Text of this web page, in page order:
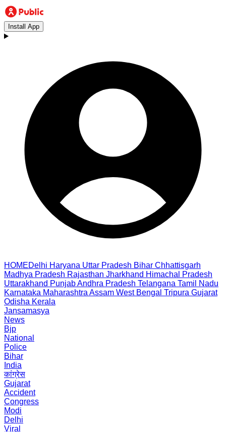
Install App
HOMEDelhi Haryana Uttar Pradesh Bihar Chhattisgarh
Madhya Pradesh Rajasthan Jharkhand Himachal Pradesh
Uttarakhand PunjabAndhra Pradesh Telangana Tamil Nadu
Karnataka Maharashtra Assam West Bengal Tripura Gujarat
Odisha Kerala
Jansamasya
News
Bjp
National
Police
Bihar
India
कांग्रेस
Gujarat
Accident
Congress
Modi
Delhi
Viral